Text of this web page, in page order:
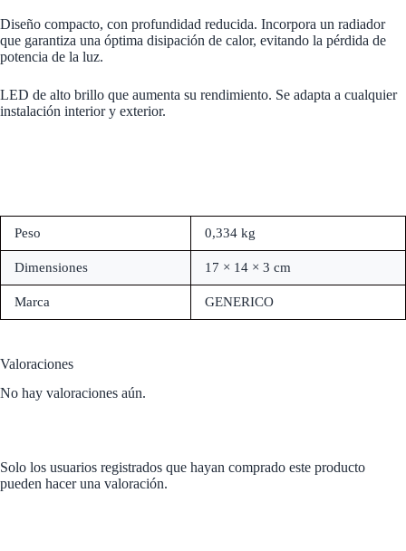
Diseño compacto, con profundidad reducida. Incorpora un radiador
que garantiza una óptima disipación de calor, evitando la pérdida de
potencia de la luz.
LED de alto brillo que aumenta su rendimiento. Se adapta a cualquier
instalación interior y exterior.
Peso 0,334 kg
Dimensiones 17 × 14 × 3 cm
Marca GENERICO
Valoraciones
No hay valoraciones aún.
Solo los usuarios registrados que hayan comprado este producto
pueden hacer una valoración.